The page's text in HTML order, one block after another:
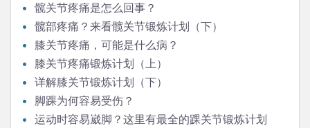
髋关节疼痛是怎么回事？
髋部疼痛？来看髋关节锻炼计划（下）
膝关节疼痛，可能是什么病？
膝关节疼痛锻炼计划（上）
详解膝关节锻炼计划（下）
脚踝为何容易受伤？
运动时容易崴脚？这里有最全的踝关节锻炼计划